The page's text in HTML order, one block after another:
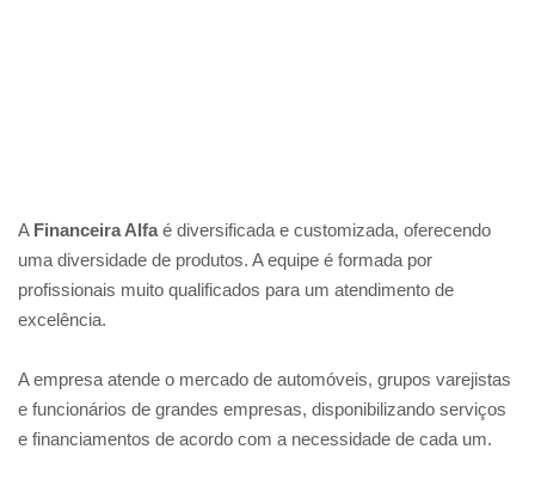
A Financeira Alfaé diversificada e customizada, oferecendo
uma diversidade de produtos. A equipe é formada por
profissionais muito qualificados para um atendimento de
excelência.
A empresa atende o mercado de automóveis, grupos varejistas
e funcionários de grandes empresas, disponibilizando serviços
e financiamentos de acordo com a necessidade de cada um.